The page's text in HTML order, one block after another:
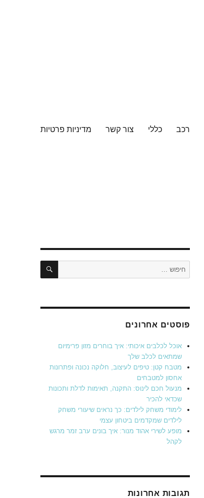
רכב כללי צור קשר מדיניות פרטיות
חיפוש
פוסטים אחרונים
אוכל לכלבים איכותי: איך בוחרים מזון פרימיום
שמתאים לכלב שלך
מטבח קטן: טיפים לעיצוב, חלוקה נכונה ופתרונות
אחסון למטבחים
מנעול חכם לינוס: התקנה, תאימות לדלת ותכונות
שכדאי להכיר
לימודי משחק לילדים: כך נראים שיעורי משחק
לילדים שמקדמים ביטחון עצמי
מופע לשירי אהוד מנור: איך בונים ערב זמר מרגש
לקהל
תגובות אחרונות